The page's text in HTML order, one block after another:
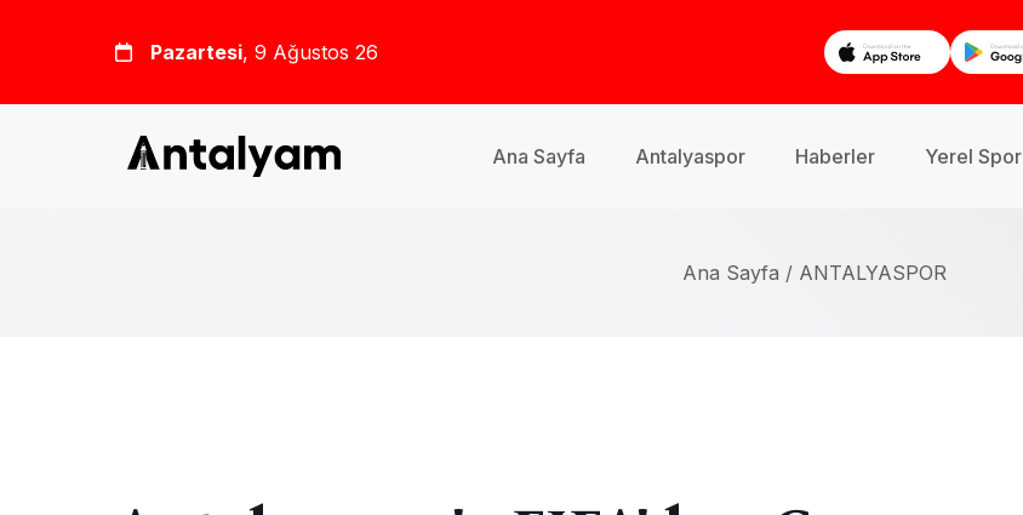
Pazartesi, 9 Ağustos 26
Ana Sayfa Antalyaspor Haberler Yerel Spor
Ana Sayfa / ANTALYASPOR